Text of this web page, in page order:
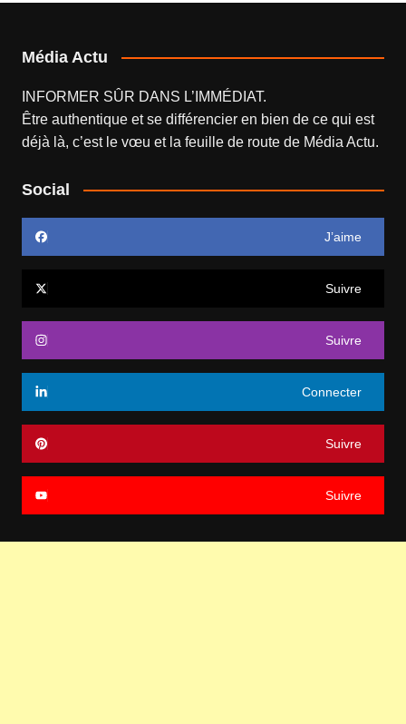
Média Actu
INFORMER SÛR DANS L’IMMÉDIAT.
Être authentique et se différencier en bien de ce qui est
déjà là, c’est le vœu et la feuille de route de Média Actu.
Social
J’aime
Suivre
Suivre
Connecter
Suivre
Suivre